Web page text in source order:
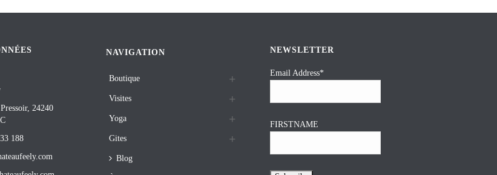
24240
188
NAVIGATION
Boutique
Visites
Yoga
Gites
Blog
NEWSLETTER
Email Address*
FIRSTNAME